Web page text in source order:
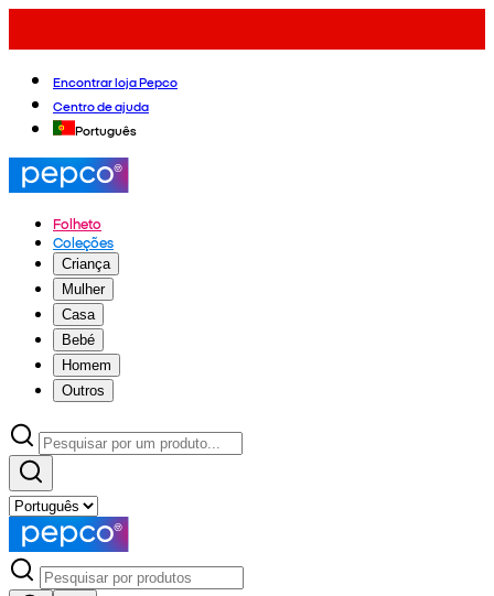
Encontrar loja Pepco
Centro de ajuda
Português
Folheto
Coleções
Criança
Mulher
Casa
Bebé
Homem
Outros